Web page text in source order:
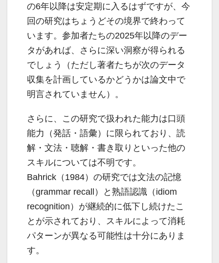
の6年以降は安定期に入るはずですが、今
回の研究はちょうどその境界で終わって
います。参加者たちの2025年以降のデー
タがあれば、さらに深い洞察が得られる
でしょう（ただし著者たちが次のデータ
収集を計画しているかどうかは論文中で
明言されていません）。
さらに、この研究で扱われた能力は口頭
能力（発話・語彙）に限られており、読
解・文法・聴解・書き取りといった他の
スキルについては不明です。
Bahrick（1984）の研究では文法の記憶
（grammar recall）と熟語認識（idiom
recognition）が継続的に低下し続けたこ
とが示されており、スキルによって消耗
パターンが異なる可能性は十分にありま
す。